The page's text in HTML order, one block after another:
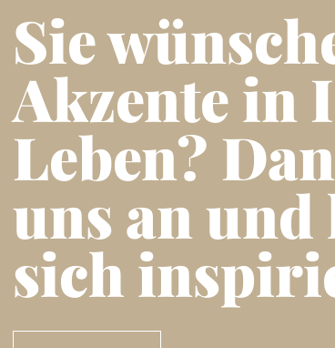
Sie
Akzente in
Leben?
uns an und
sich